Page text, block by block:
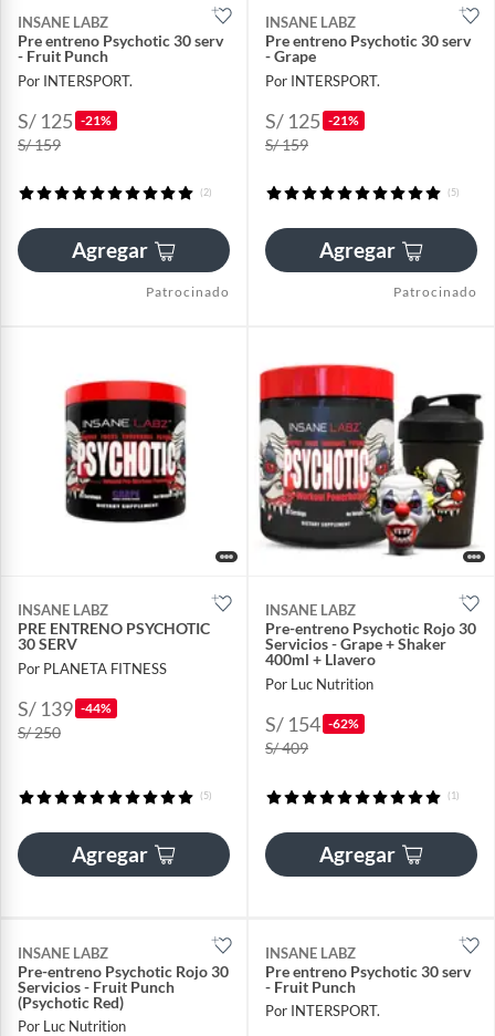
INSANE LABZ
Pre entreno Psychotic 30 serv
- Fruit Punch
Por INTERSPORT.
S/ 125 -21%
S/ 159
(2)
Agregar
Patrocinado
INSANE LABZ
Pre entreno Psychotic 30 serv
- Grape
Por INTERSPORT.
S/ 125 -21%
S/ 159
(5)
Agregar
Patrocinado
INSANE LABZ
PRE ENTRENO PSYCHOTIC
30 SERV
Por PLANETA FITNESS
S/ 139 -44%
S/ 250
(5)
Agregar
INSANE LABZ
Pre-entreno Psychotic Rojo 30
Servicios - Grape + Shaker
400ml + Llavero
Por Luc Nutrition
S/ 154 -62%
S/ 409
(1)
Agregar
INSANE LABZ
Pre-entreno Psychotic Rojo 30
Servicios - Fruit Punch
(Psychotic Red)
Por Luc Nutrition
INSANE LABZ
Pre entreno Psychotic 30 serv
- Fruit Punch
Por INTERSPORT.